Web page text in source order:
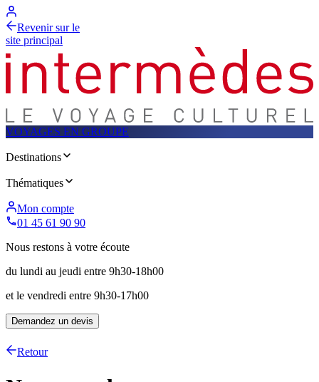
Revenir sur le
site principal
VOYAGES EN GROUPE
Destinations
Thématiques
Mon compte
01 45 61 90 90
Nous restons à votre écoute
du lundi au jeudi entre 9h30-18h00
et le vendredi entre 9h30-17h00
Demandez un devis
Retour